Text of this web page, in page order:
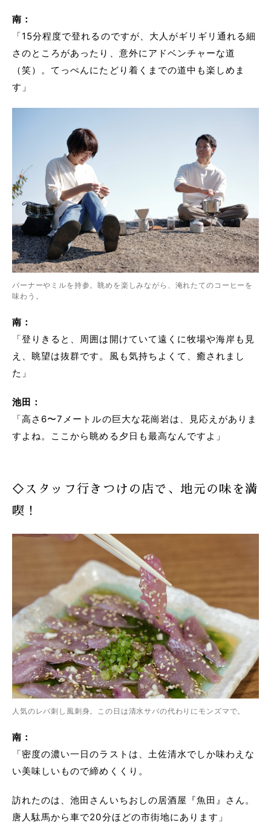
南：
「15分程度で登れるのですが、大人がギリギリ通れる細
さのところがあったり、意外にアドベンチャーな道
（笑）。てっぺんにたどり着くまでの道中も楽しめま
す」
バーナーやミルを持参。眺めを楽しみながら、淹れたてのコーヒーを
味わう。
南：
「登りきると、周囲は開けていて遠くに牧場や海岸も見
え、眺望は抜群です。風も気持ちよくて、癒されまし
た」
池田：
「高さ6〜7メートルの巨大な花崗岩は、見応えがありま
すよね。ここから眺める夕日も最高なんですよ」
◇スタッフ行きつけの店で、地元の味を満
喫！
人気のレバ刺し風刺身。この日は清水サバの代わりにモンズマで。
南：
「密度の濃い一日のラストは、土佐清水でしか味わえな
い美味しいもので締めくくり。
訪れたのは、池田さんいちおしの居酒屋『魚田』さん。
唐人駄馬から車で20分ほどの市街地にあります」